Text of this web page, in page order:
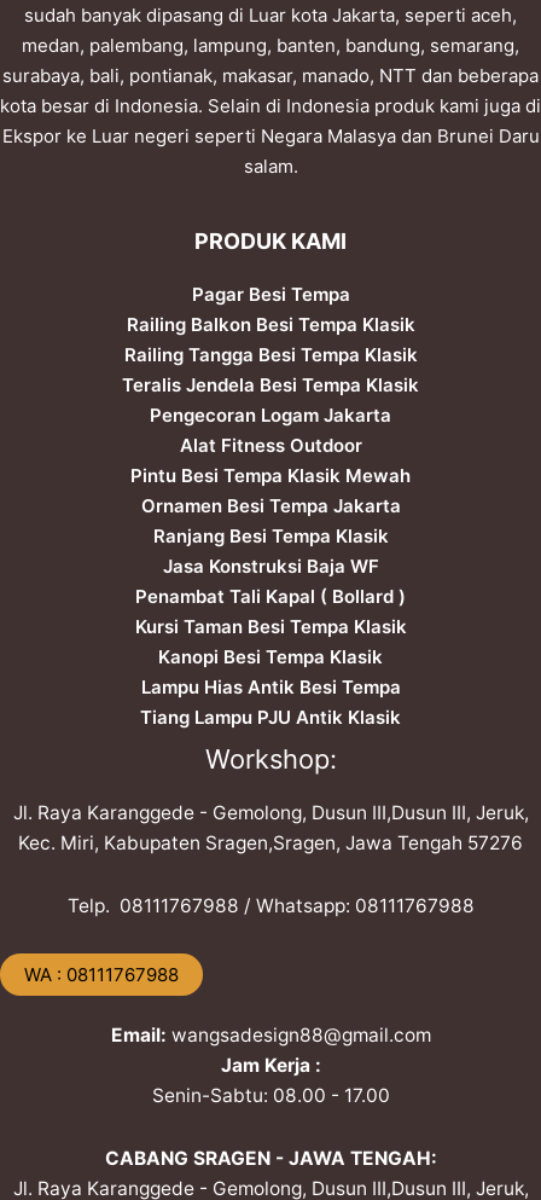
sudah banyak dipasang di Luar kota Jakarta, seperti aceh,
medan, palembang, lampung, banten, bandung, semarang,
surabaya, bali, pontianak, makasar, manado, NTT dan beberapa
kota besar di Indonesia. Selain di Indonesia produk kami juga di
Ekspor ke Luar negeri seperti Negara Malasya dan Brunei Daru
salam.
PRODUK KAMI
Pagar Besi Tempa
Railing Balkon Besi Tempa Klasik
Railing Tangga Besi Tempa Klasik
Teralis Jendela Besi Tempa Klasik
Pengecoran Logam Jakarta
Alat Fitness Outdoor
Pintu Besi Tempa Klasik Mewah
Ornamen Besi Tempa Jakarta
Ranjang Besi Tempa Klasik
Jasa Konstruksi Baja WF
Penambat Tali Kapal ( Bollard )
Kursi Taman Besi Tempa Klasik
Kanopi Besi Tempa Klasik
Lampu Hias Antik Besi Tempa
Tiang Lampu PJU Antik Klasik
Workshop:
Jl. Raya Karanggede - Gemolong, Dusun III,Dusun III, Jeruk,
Kec. Miri, Kabupaten Sragen,Sragen, Jawa Tengah 57276
Telp. ​08111767988 / Whatsapp: ​08111767988
​WA : 08111767988
Email: wangsadesign88@gmail.com
Jam Kerja :
Senin-Sabtu: 08.00 - 17.00
CABANG SRAGEN - JAWA TENGAH:
Jl. Raya Karanggede - Gemolong, Dusun III,Dusun III, Jeruk,